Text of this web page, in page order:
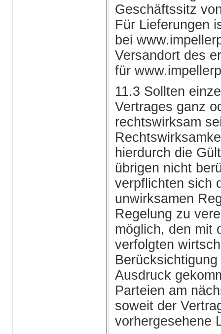
Geschäftssitz
Für Lieferungen
bei
Versandort des
für
11.3 Sollten
Vertrages ganz
rechtswirksam
hierdurch die
übrigen nicht
verpflichten sich
unwirksamen
Regelung zu
möglich, den mit
verfolgten
Ausdruck
Parteien am
soweit der
vorhergesehene